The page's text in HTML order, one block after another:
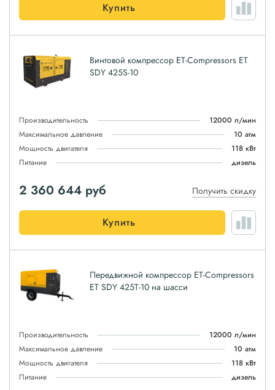
Купить
Винтовой компрессор ET-Compressors ET
SDY 425S-10
Производительность
12000 л/мин
Максимальное давление
10 атм
Мощность двигателя
118 кВт
Питание
дизель
2 360 644 руб Получить скидку
Купить
Передвижной компрессор ET-Compressors
ET SDY 425T-10 на шасси
Производительность
12000 л/мин
Максимальное давление
10 атм
Мощность двигателя
118 кВт
Питание
дизель